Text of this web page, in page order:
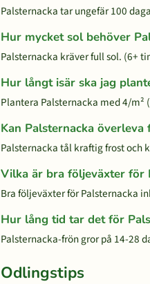
Palsternacka tar ungefär 100
Hur mycket sol behöver
Palsternacka kräver full sol. (6+
Hur långt isär ska jag
Plantera Palsternacka med 4/
Kan Palsternacka överleva
Palsternacka tål kraftig frost och
Vilka är bra följeväxter för
Bra följeväxter för Palsternacka
Hur lång tid tar det för
Palsternacka-frön gror på 14-28
Odlingstips